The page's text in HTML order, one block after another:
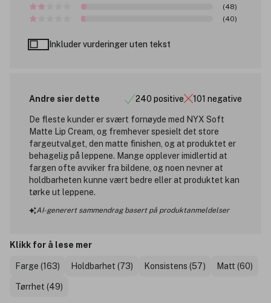
(48)
(40)
Inkluder vurderinger uten tekst
Andre sier dette 240 positive 101 negative
De fleste kunder er svært fornøyde med NYX Soft
Matte Lip Cream, og fremhever spesielt det store
fargeutvalget, den matte finishen, og at produktet er
behagelig på leppene. Mange opplever imidlertid at
fargen ofte avviker fra bildene, og noen nevner at
holdbarheten kunne vært bedre eller at produktet kan
tørke ut leppene.
AI-generert sammendrag basert på produktanmeldelser
Klikk for å lese mer
Farge (163) Holdbarhet (73) Konsistens (57) Matt (60)
Tørrhet (49)